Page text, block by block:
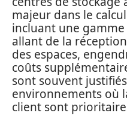
majeur dans le
incluant une
allant de la
des espaces,
coûts
sont souvent
environnements où
client sont